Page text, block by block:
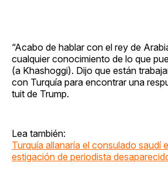
“Acabo de hablar con el rey de
cualquier conocimiento de lo que
(a Khashoggi). Dijo que están
con Turquía para encontrar una
tuit de Trump.
Lea también:
Turquía allanaría el consulado saudí
estigación de periodista